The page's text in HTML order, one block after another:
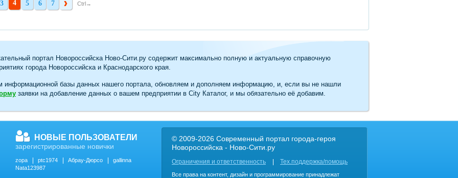
3
3 4 5
5 6
6 7
7 Ctrl→
портал Новороссийска Ново-Сити.ру содержит максимально полную и актуальную справочную
города Новороссийска и Краснодарского края.
информационной базы данных нашего портала, обновляем и дополняем информацию, и, если вы не нашли
заявки на добавление данных о вашем предприятии в City Каталог, и мы обязательно её добавим.
© 2009-2026 Современный портал города-героя
Новороссийска - Ново-Сити.ру
Ограничения и ответственность Тех.поддержка/помощь
Все права на контент, дизайн и программирование принадлежат
НОВЫЕ ПОЛЬЗОВАТЕЛИ
зарегистрированные новички
zopa ptc1974 Абрау-Дюрсо
gallinna
Nata123987